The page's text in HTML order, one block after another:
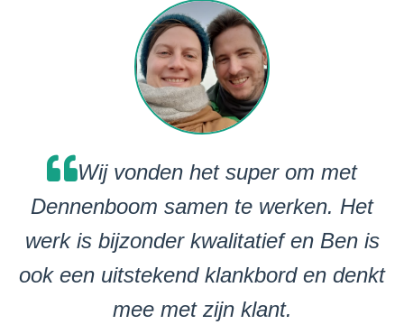
Wij vonden het super om met
Dennenboom samen te werken. Het
werk is bijzonder kwalitatief en Ben is
ook een uitstekend klankbord en denkt
mee met zijn klant.